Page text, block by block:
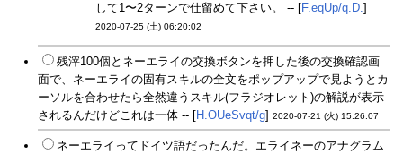
して1〜2ターンで仕留めて下さい。 -- [F.eqUp/q.D.]
2020-07-25 (土) 06:20:02
残滓100個とネーエライの交換ボタンを押した後の交換確認画
面で、ネーエライの固有スキルの全文をポップアップで見ようとカ
ーソルを合わせたら全然違うスキル(フラジオレット)の解説が表示
されるんだけどこれは一体 -- [H.OUeSvqt/g] 2020-07-21 (火) 15:26:07
ネーエライってドイツ語だったんだ。エライネーのアナグラム